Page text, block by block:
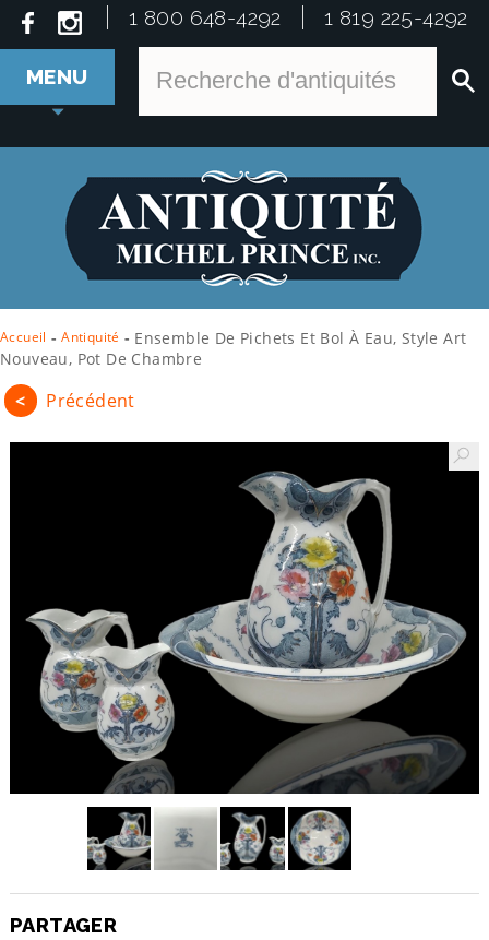
1 800 648-4292 1 819 225-4292
MENU
Accueil - Antiquité - Ensemble De Pichets Et Bol À Eau, Style Art
Nouveau, Pot De Chambre
< Précédent
PARTAGER